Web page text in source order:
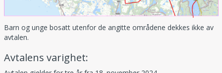
Barn og unge bosatt utenfor de angitte områdene dekkes ikke av
avtalen.
Avtalens varighet: